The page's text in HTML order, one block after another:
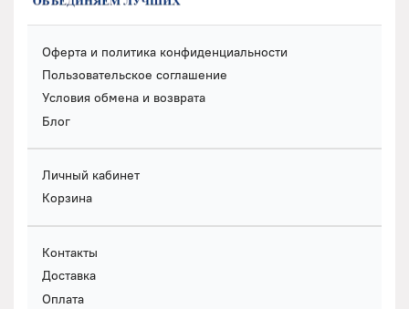
Оферта и политика конфиденциальности
Пользовательское соглашение
Условия обмена и возврата
Блог
Личный кабинет
Корзина
Контакты
Доставка
Оплата